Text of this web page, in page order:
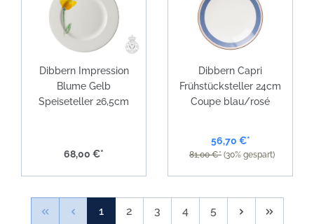
Dibbern Impression
Blume Gelb
Speiseteller 26,5cm
68,00 €*
Dibbern Capri
Frühstücksteller 24cm
Coupe blau/rosé
56,70 €*
81,00 €* (30% gespart)
1 2 3 4 5